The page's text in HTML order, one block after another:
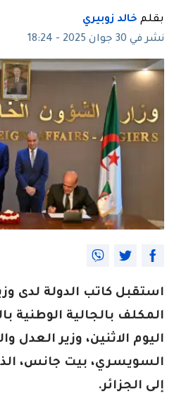
بقلم خالد زوبيري
نشر في 30 جوان 2025 - 18:24
استقبل كاتب الدولة لدى
المكلف بالجالية الوطنية
اليوم الاثنين، وزير العدل
السويسري، بيت جانس،
إلى الجزائر.